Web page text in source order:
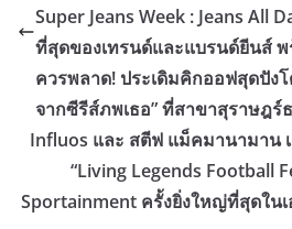
Super Jeans Week : Jeans All
ที่สุดของเทรนด์และแบรนด์ยีนส์
ควรพลาด! ประเดิมคิกออฟสุดปัง
จากซีรีส์ภพเธอ” ที่สาขาสุราษฎร์
Influos และ สตีฟ แม็คมานามาน
“Living Legends Football
Sportainment ครั้งยิ่งใหญ่ที่สุดในเ